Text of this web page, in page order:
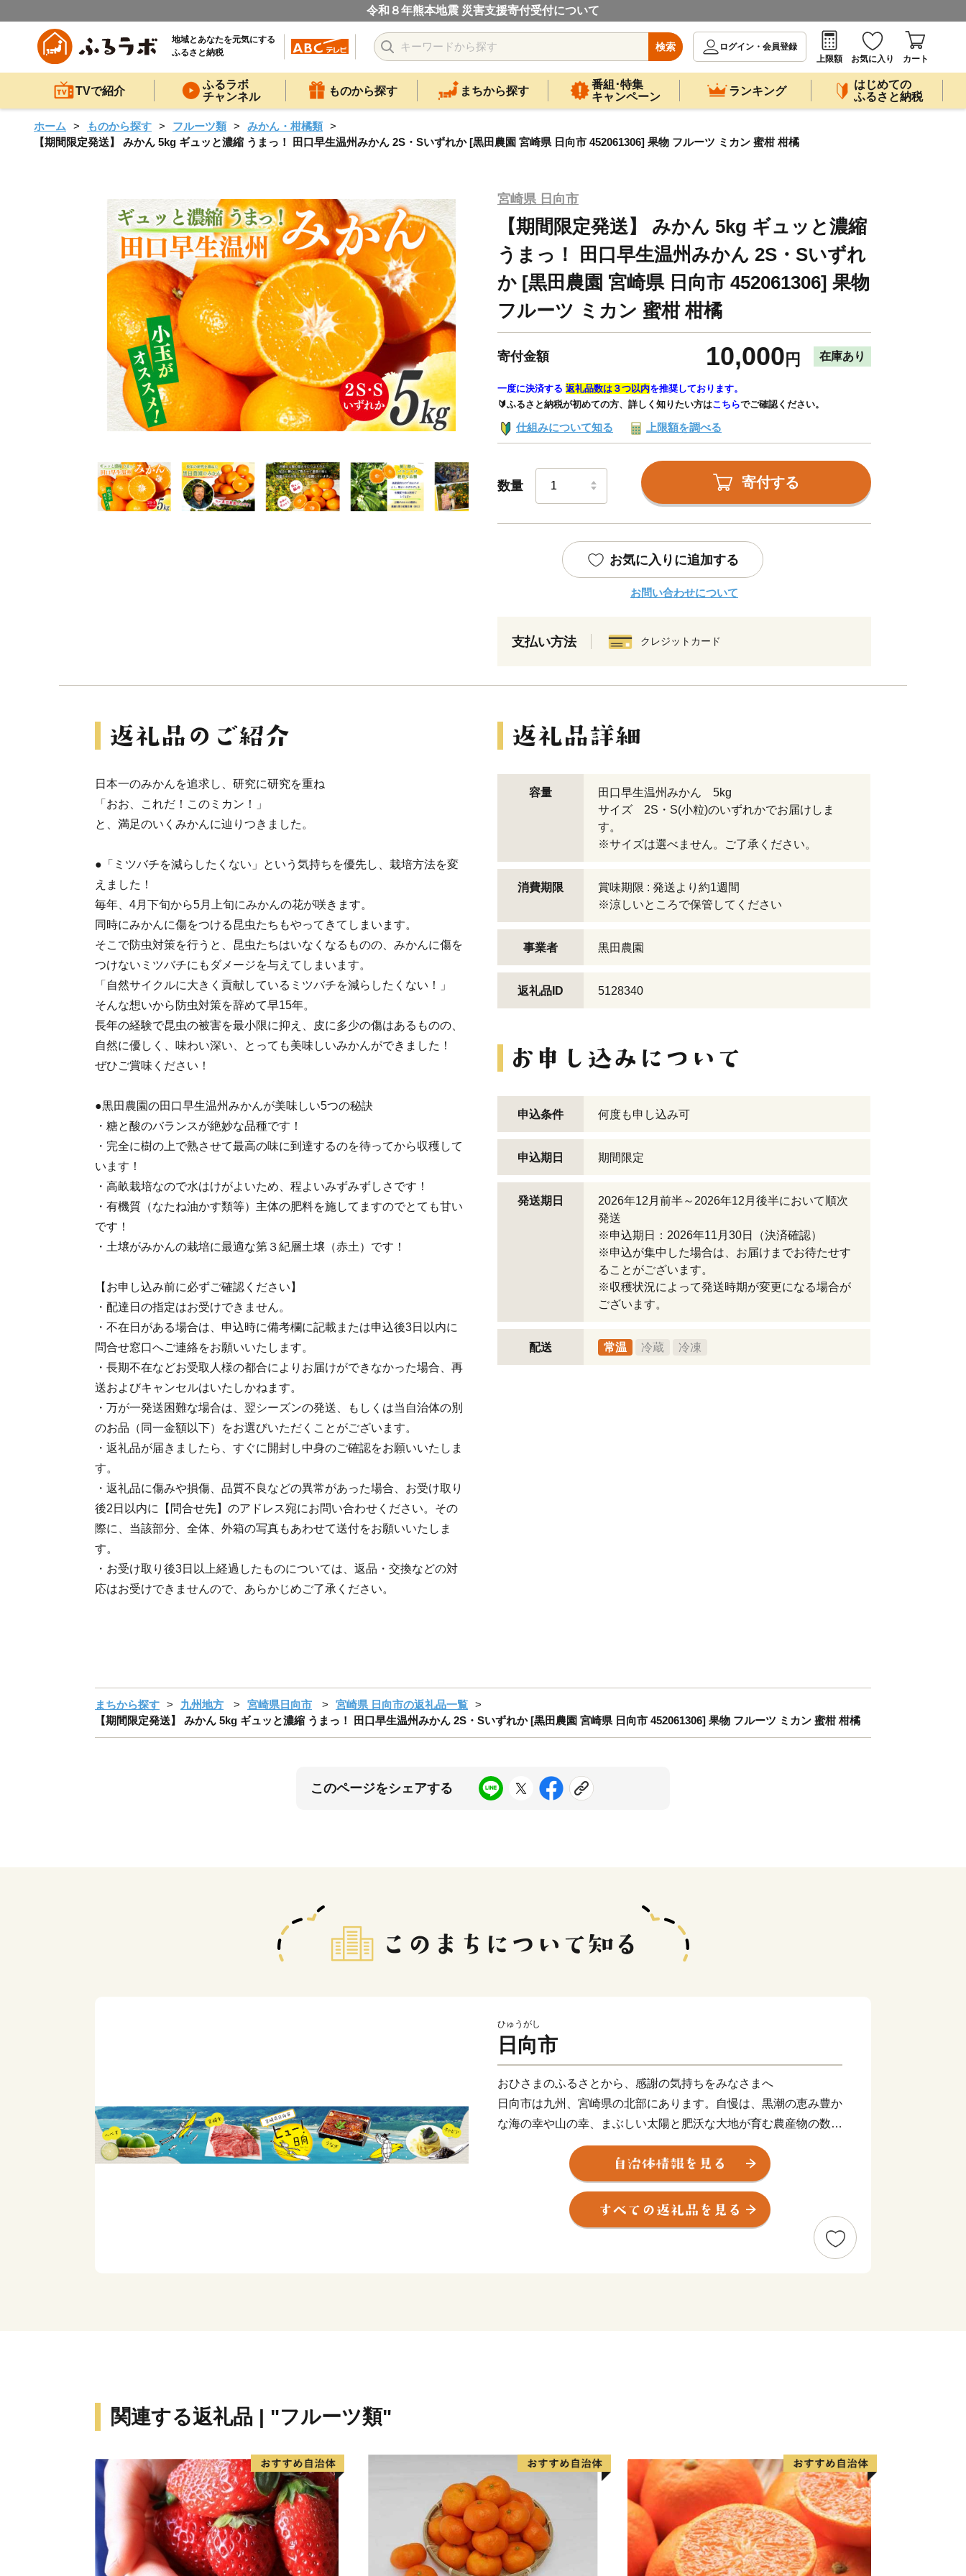
令和８年熊本地震 災害支援寄付受付について
地域とあなたを元気にする
ふるさと納税
検索
ログイン・会員登録
上限額
お気に入り カート
TVで紹介
ふるラボ
チャンネル
ものから探す まちから探す
番組･特集
キャンペーン
ランキング
はじめての
ふるさと納税
ホーム ものから探す フルーツ類
みかん・柑橘類
【期間限定発送】 みかん 5kg ギュッと濃縮 うまっ！ 田口早生温州みかん 2S・Sいずれか [黒田農園 宮崎県 日向市 452061306] 果物 フルーツ ミカン 蜜柑 柑橘
宮崎県 日向市
【期間限定発送】 みかん 5kg ギュッと濃縮
うまっ！ 田口早生温州みかん 2S・Sいずれ
か [黒田農園 宮崎県 日向市 452061306] 果物
フルーツ ミカン 蜜柑 柑橘
寄付金額 10,000 円 在庫あり
一度に決済する 返礼品数は３つ以内を推奨しております。
🔰ふるさと納税が初めての方、詳しく知りたい方はこちらでご確認ください。
仕組みについて知る 上限額を調べる
数量 寄付する
お気に入りに追加する
お問い合わせについて
支払い方法 クレジットカード
日本一のみかんを追求し、研究に研究を重ね
「おお、これだ！このミカン！」
と、満足のいくみかんに辿りつきました。
●「ミツバチを減らしたくない」という気持ちを優先し、栽培方法を変
えました！
毎年、4月下旬から5月上旬にみかんの花が咲きます。
同時にみかんに傷をつける昆虫たちもやってきてしまいます。
そこで防虫対策を行うと、昆虫たちはいなくなるものの、みかんに傷を
つけないミツバチにもダメージを与えてしまいます。
「自然サイクルに大きく貢献しているミツバチを減らしたくない！」
そんな想いから防虫対策を辞めて早15年。
長年の経験で昆虫の被害を最小限に抑え、皮に多少の傷はあるものの、
自然に優しく、味わい深い、とっても美味しいみかんができました！
ぜひご賞味ください！
●黒田農園の田口早生温州みかんが美味しい5つの秘訣
・糖と酸のバランスが絶妙な品種です！
・完全に樹の上で熟させて最高の味に到達するのを待ってから収穫して
います！
・高畝栽培なので水はけがよいため、程よいみずみずしさです！
・有機質（なたね油かす類等）主体の肥料を施してますのでとても甘い
です！
・土壌がみかんの栽培に最適な第３紀層土壌（赤土）です！
【お申し込み前に必ずご確認ください】
・配達日の指定はお受けできません。
・不在日がある場合は、申込時に備考欄に記載または申込後3日以内に
問合せ窓口へご連絡をお願いいたします。
・長期不在などお受取人様の都合によりお届けができなかった場合、再
送およびキャンセルはいたしかねます。
・万が一発送困難な場合は、翌シーズンの発送、もしくは当自治体の別
のお品（同一金額以下）をお選びいただくことがございます。
・返礼品が届きましたら、すぐに開封し中身のご確認をお願いいたしま
す。
・返礼品に傷みや損傷、品質不良などの異常があった場合、お受け取り
後2日以内に【問合せ先】のアドレス宛にお問い合わせください。その
際に、当該部分、全体、外箱の写真もあわせて送付をお願いいたしま
す。
・お受け取り後3日以上経過したものについては、返品・交換などの対
応はお受けできませんので、あらかじめご了承ください。
容量
田口早生温州みかん 5kg
サイズ 2S・S(小粒)のいずれかでお届けしま
す。
※サイズは選べません。ご了承ください。
消費期限
賞味期限 : 発送より約1週間
※涼しいところで保管してください
事業者 黒田農園
返礼品ID 5128340
申込条件 何度も申し込み可
申込期日 期間限定
発送期日
2026年12月前半～2026年12月後半において順次
発送
※申込期日：2026年11月30日（決済確認）
※申込が集中した場合は、お届けまでお待たせす
ることがございます。
※収穫状況によって発送時期が変更になる場合が
ございます。
配送 常温 冷蔵 冷凍
まちから探す 九州地方 宮崎県日向市
宮崎県 日向市の返礼品一覧
【期間限定発送】 みかん 5kg ギュッと濃縮 うまっ！ 田口早生温州みかん 2S・Sいずれか [黒田農園 宮崎県 日向市 452061306] 果物 フルーツ ミカン 蜜柑 柑橘
このページをシェアする
ひゅうがし
日向市
おひさまのふるさとから、感謝の気持ちをみなさまへ
日向市は九州、宮崎県の北部にあります。自慢は、黒潮の恵み豊か
な海の幸や山の幸、まぶしい太陽と肥沃な大地が育む農産物の数々
神話が残る古い街並み、日向岬など息をのむような絶景、ユーモラ
スなひょっとこ踊りなど見どころも数多く、サーフィンの聖地とし
ても人気です。
【寄附のお申込み・返礼品に関するお問い合わせ】
ふるさと納税サポートセンター （業務委託先 結デザイン有限会
【申請書ご提出先】
〒855-0076
長崎県島原市上折橋町甲1615-1
宮崎県日向市ふるさと納税 ワンストップ特例申請受付窓口
※申請後に、氏名や住所変更等が生じた場合は別途届出が必要とな
関連する返礼品 | "フルーツ類"